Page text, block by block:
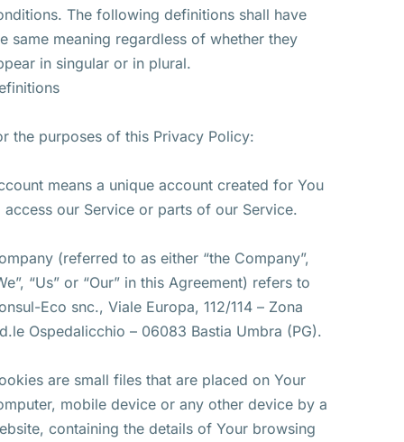
The following definitions shall have
same meaning regardless of whether they
in singular or in plural.
the purposes of this Privacy Policy:
means a unique account created for You
access our Service or parts of our Service.
(referred to as either “the Company”,
“Us” or “Our” in this Agreement) refers to
Eco snc., Viale Europa, 112/114 – Zona
Ospedalicchio – 06083 Bastia Umbra (PG).
are small files that are placed on Your
mobile device or any other device by a
containing the details of Your browsing